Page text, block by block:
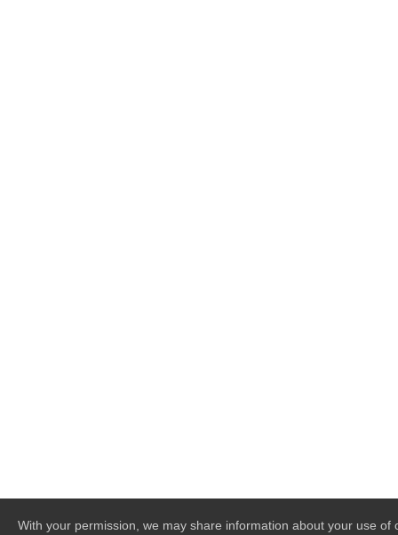
With your permission, we may share information about your use of